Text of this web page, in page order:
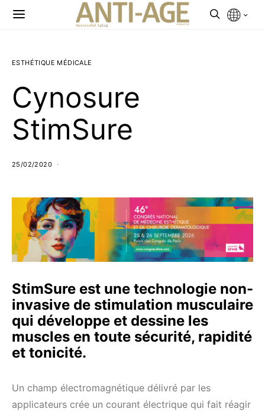
ESTHÉTIQUE MÉDICALE
Cynosure
StimSure
25/02/2020
StimSure est une technologie non-
invasive de stimulation musculaire
qui développe et dessine les
muscles en toute sécurité, rapidité
et tonicité.
Un champ électromagnétique délivré par les
applicateurs crée un courant électrique qui fait réagir